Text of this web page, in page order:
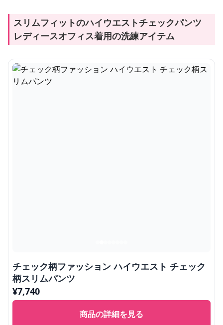
スリムフィットのハイウエストチェックパンツ
レディースオフィス着用の洗練アイテム
チェック柄ファッション ハイウエスト チェック
柄スリムパンツ
¥7,740
商品の詳細を見る